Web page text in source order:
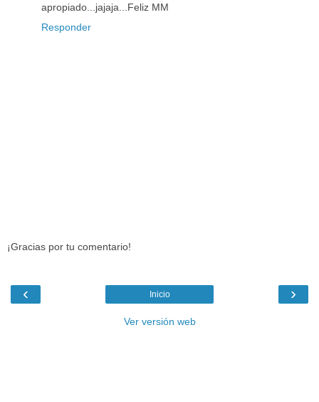
apropiado...jajaja...Feliz MM
Responder
¡Gracias por tu comentario!
‹ ›
Inicio
Ver versión web